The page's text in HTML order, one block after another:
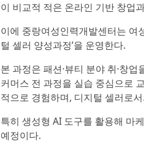
이 비교적 적은 온라인 기반 창업
이에 중랑여성인력개발센터는 여
털 셀러 양성과정’을 운영한다.
본 과정은 패션·뷰티 분야 취·창
커머스 전 과정을 실습 중심으로
적으로 경험하며, 디지털 셀러로
특히 생성형 AI 도구를 활용해 마
예정이다.